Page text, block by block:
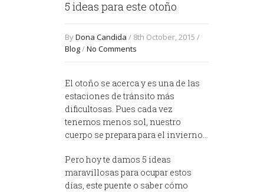
5 ideas para este otoño
ByDona Candida / 8th October, 2015 /
Blog/No Comments
El otoño se acerca y es una de las
estaciones de tránsito más
dificultosas. Pues cada vez
tenemos menos sol, nuestro
cuerpo se prepara para el invierno…
Pero hoy te damos 5 ideas
maravillosas para ocupar estos
días, este puente o saber cómo